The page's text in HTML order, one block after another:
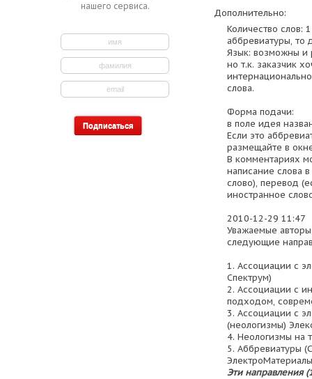
нашего сервиса.
Дополнительно:
Количество слов:
аббревиатуры, то
Язык: возможны и
но т.к. заказчик
слова.
Форма подачи:
в поле идея
Если это
размещайте в
В комментариях
написание слова
слово), перевод
иностранное
2010-12-29 11:47
Уважаемые
следующие
1. Ассоциации с
Спектрум)
2. Ассоциации с
подходом,
3. Ассоциации с
(неологизмы)
4. Неологизмы на
5. Аббревиатуры
Эти направления